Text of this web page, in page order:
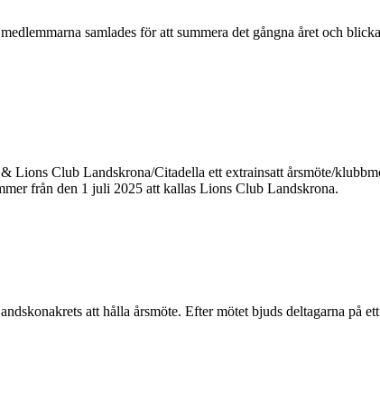
samlades för att summera det gångna året och
Club Landskrona/Citadella ett extrainsatt årsmöte/
från den 1 juli 2025 att kallas Lions Club Landskrona.
att hålla årsmöte. Efter mötet bjuds deltagarna på